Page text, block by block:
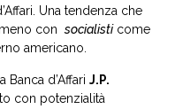
Una tendenza che
consocialisticome
americano.
Banca d’Affari J.P.
con potenzialità